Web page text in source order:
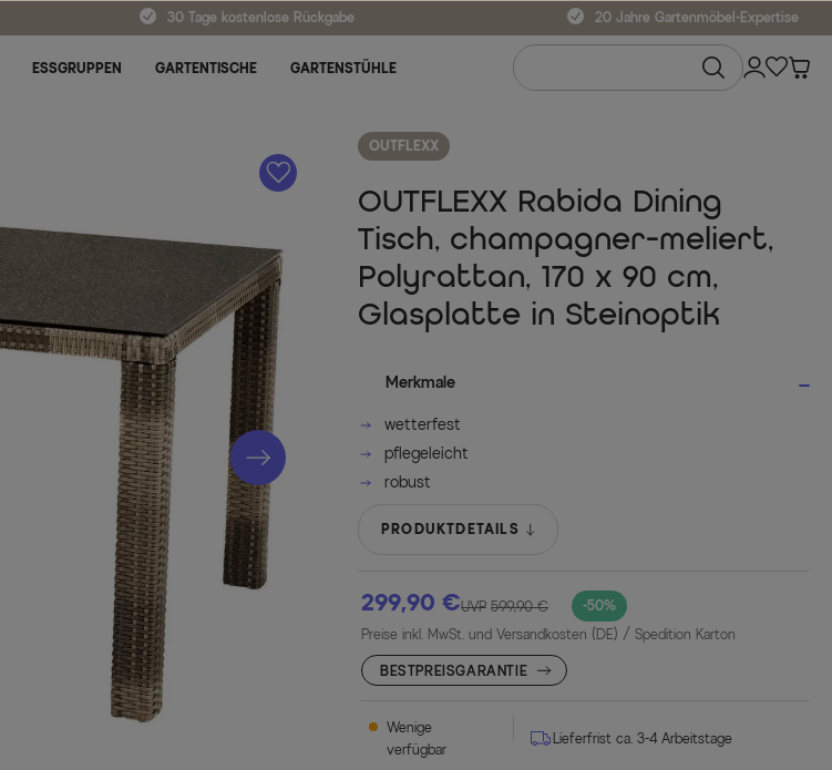
30 Tage kostenlose Rückgabe 20 Jahre Gartenmöbel-Expertise
ESSGRUPPEN GARTENTISCHE GARTENSTÜHLE
A
OUTFLEXX
OUTFLEXX Rabida Dining
Tisch, champagner-meliert,
Polyrattan, 170 x 90 cm,
Glasplatte in Steinoptik
Merkmale
wetterfest
pflegeleicht
robust
PRODUKTDETAILS
299,90 € -50%
UVP 599,90 €
Preise inkl. MwSt. und Versandkosten (DE) / Spedition Karton
BESTPREISGARANTIE
Wenige
verfügbar
Lieferfrist ca. 3-4 Arbeitstage